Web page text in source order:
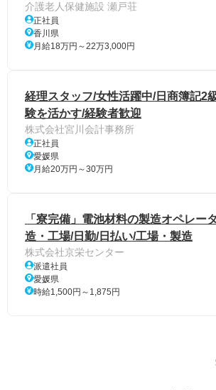
介護老人保健施設 瀬戸荘
正社員
香川県
月給18万円～22万3,000円
経理スタッフ/女性活躍中/日商簿記2
験を活かす/経験者歓迎
株式会社宮川会計事務所
正社員
愛媛県
月給20万円～30万円
「寮完備」電池材料の製造オペレー
造・工場/日勤/日払い/工場・製造
株式会社京栄センター
派遣社員
愛媛県
時給1,500円～1,875円